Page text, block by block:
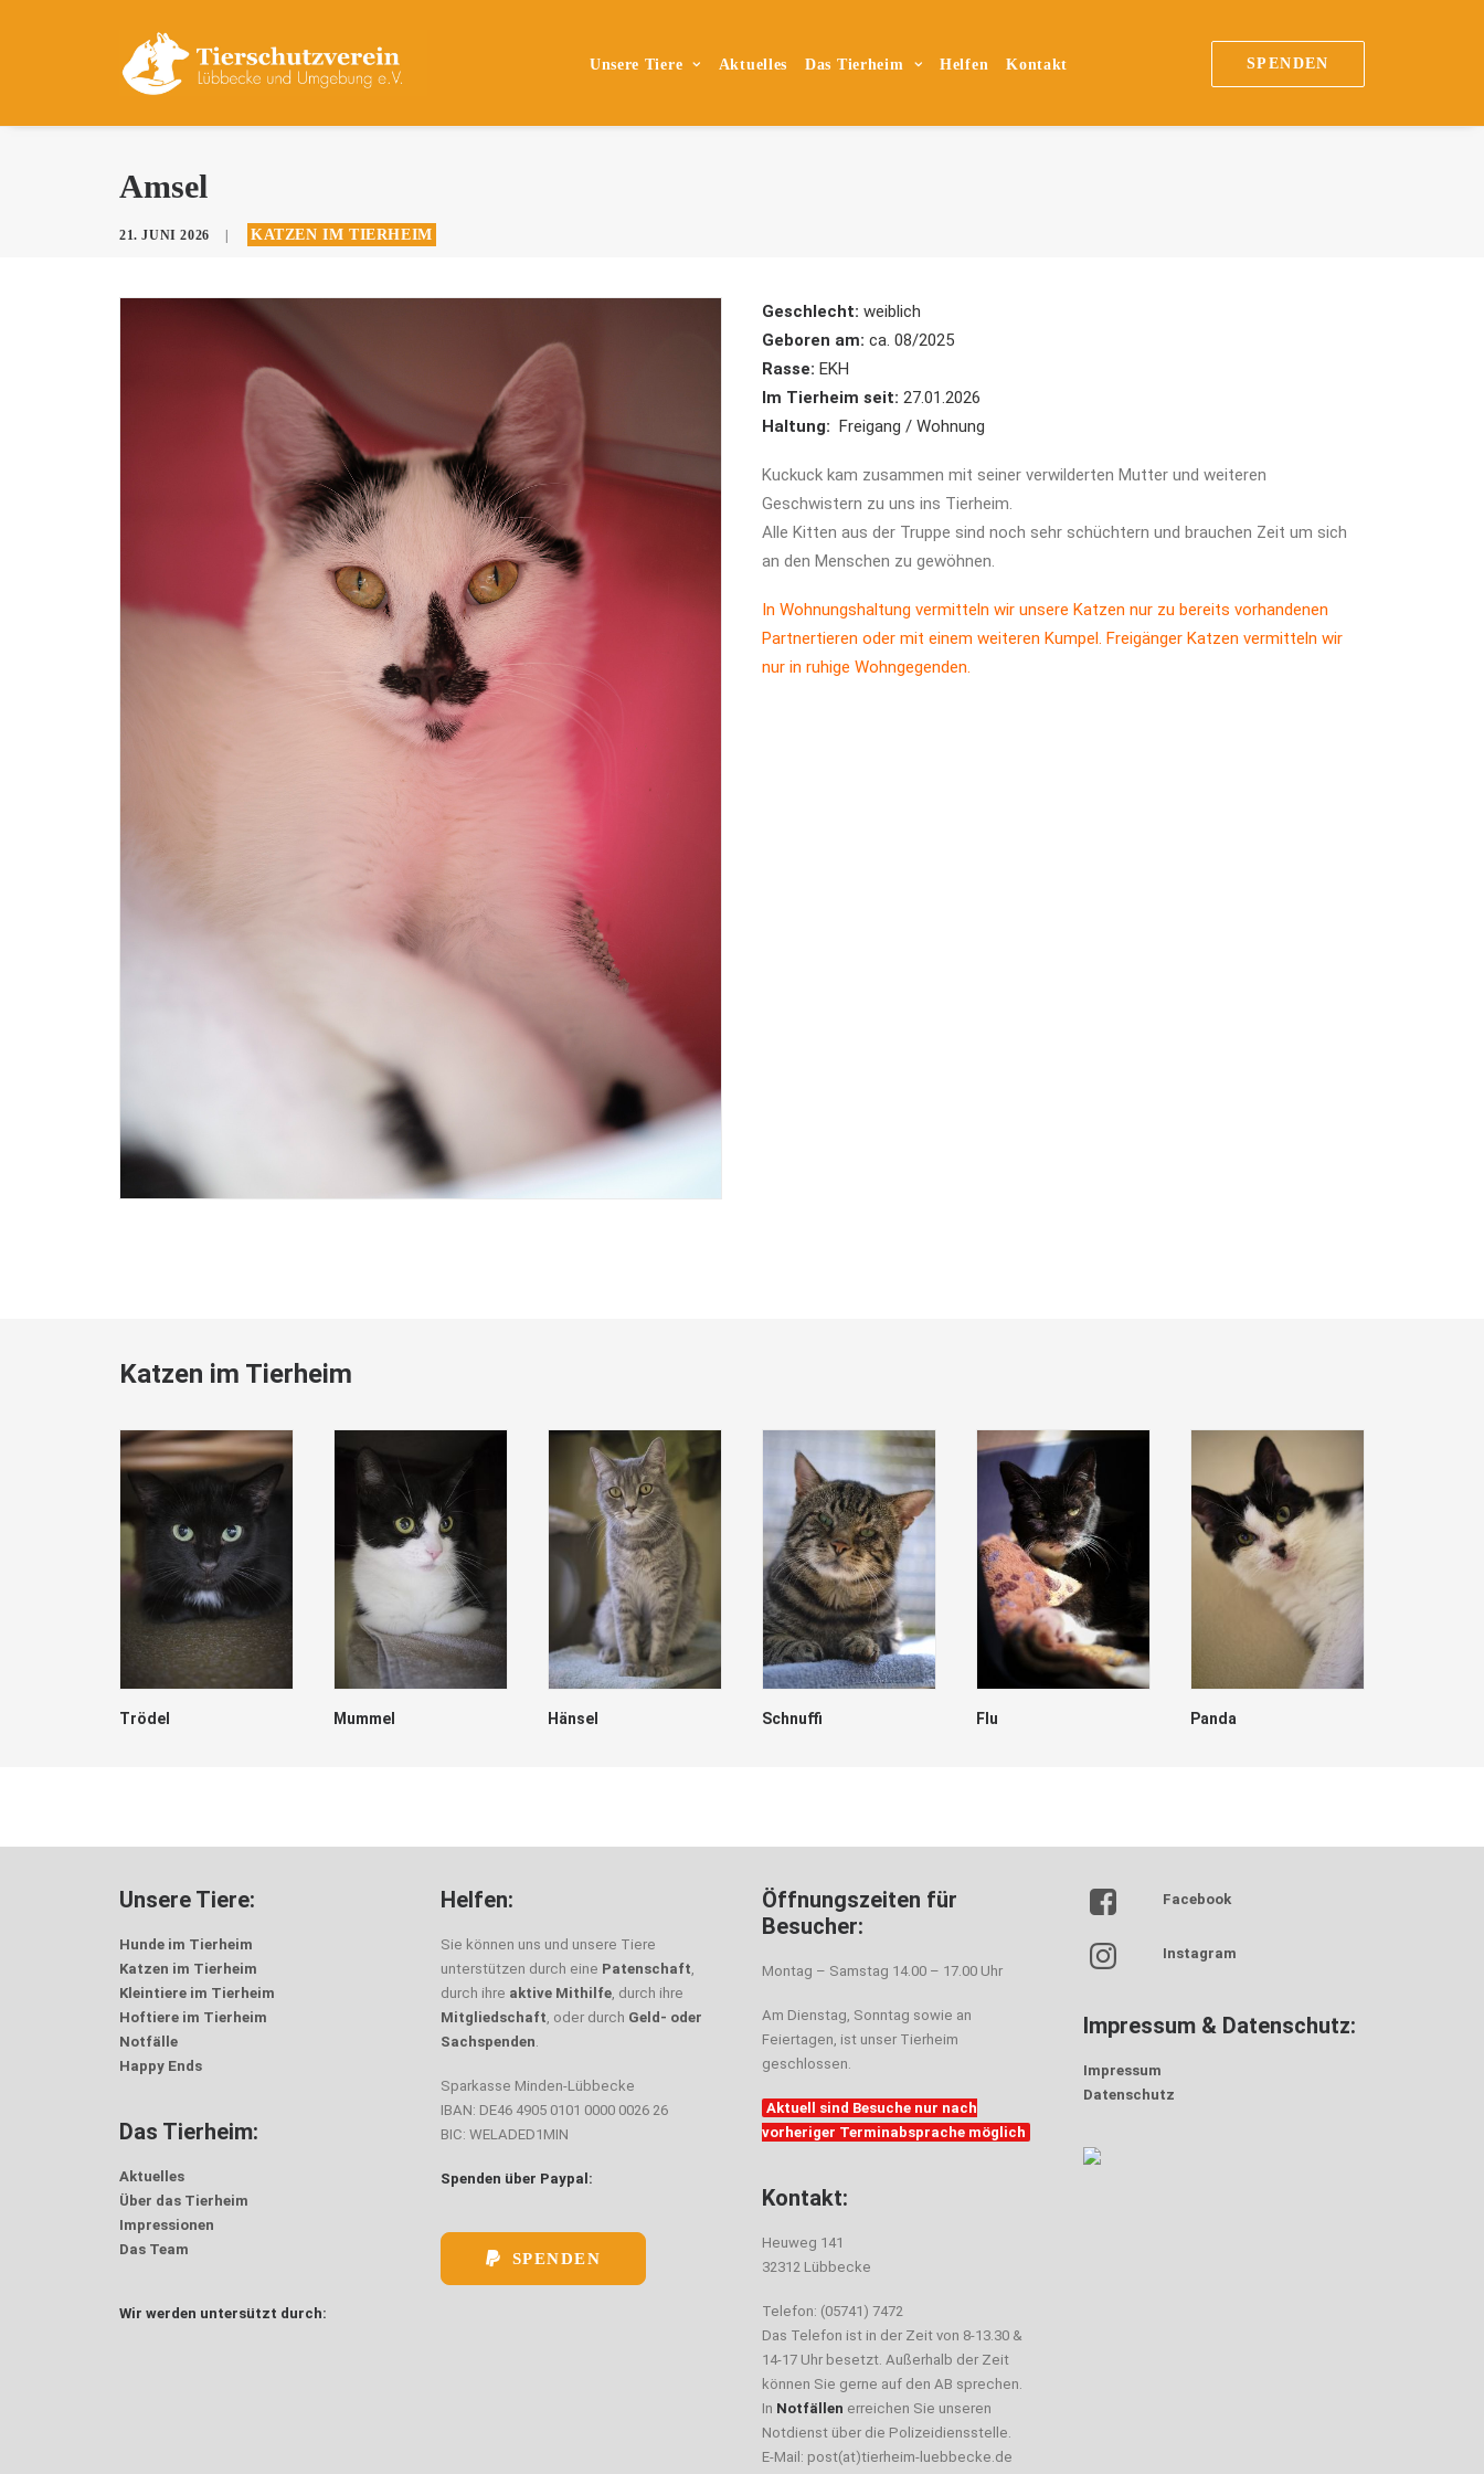
Unsere Tiere Aktuelles Das Tierheim Helfen Kontakt SPENDEN
Amsel
21. JUNI 2026 KATZEN IM TIERHEIM
Geschlecht: weiblich
Geboren am: ca. 08/2025
Rasse: EKH
Im Tierheim seit: 27.01.2026
Haltung: Freigang / Wohnung
Kuckuck kam zusammen mit seiner verwilderten Mutter und weiteren
Geschwistern zu uns ins Tierheim.
Alle Kitten aus der Truppe sind noch sehr schüchtern und brauchen Zeit um sich
an den Menschen zu gewöhnen.
In Wohnungshaltung vermitteln wir unsere Katzen nur zu bereits vorhandenen
Partnertieren oder mit einem weiteren Kumpel. Freigänger Katzen vermitteln wir
nur in ruhige Wohngegenden.
Katzen im Tierheim
Trödel Mummel Hänsel Schnuffi Flu Panda
Unsere Tiere:
Hunde im Tierheim
Katzen im Tierheim
Kleintiere im Tierheim
Hoftiere im Tierheim
Notfälle
Happy Ends
Das Tierheim:
Aktuelles
Über das Tierheim
Impressionen
Das Team
Wir werden untersützt durch:
Helfen:
Sie können uns und unsere Tiere
unterstützen durch eine Patenschaft,
durch ihre aktive Mithilfe, durch ihre
Mitgliedschaft, oder durch Geld- oder
Sachspenden.
Sparkasse Minden-Lübbecke
IBAN: DE46 4905 0101 0000 0026 26
BIC: WELADED1MIN
Spenden über Paypal:
SPENDEN
Öffnungszeiten für
Besucher:
Montag – Samstag 14.00 – 17.00 Uhr
Am Dienstag, Sonntag sowie an
Feiertagen, ist unser Tierheim
geschlossen.
Aktuell sind Besuche nur nach
vorheriger Terminabsprache möglich
Kontakt:
Heuweg 141
32312 Lübbecke
Telefon: (05741) 7472
Das Telefon ist in der Zeit von 8-13.30 &
14-17 Uhr besetzt. Außerhalb der Zeit
können Sie gerne auf den AB sprechen.
In Notfällen erreichen Sie unseren
Notdienst über die Polizeidiensstelle.
E-Mail: post(at)tierheim-luebbecke.de
Facebook
Instagram
Impressum & Datenschutz:
Impressum
Datenschutz